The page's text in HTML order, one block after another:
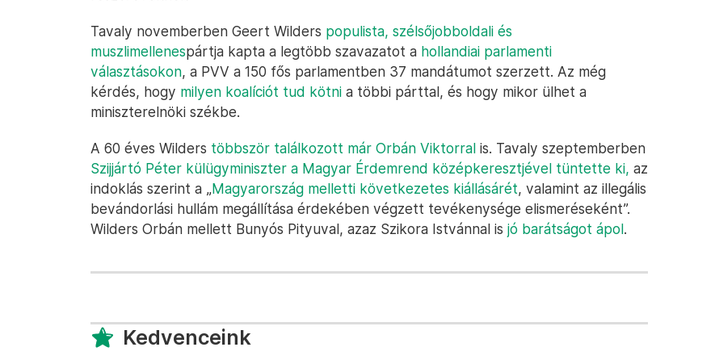
Tavaly novemberben Geert Wilders populista, szélsőjobboldali és
muszlimellenespártja kapta a legtöbb szavazatot a hollandiai parlamenti
választásokon, a PVV a 150 fős parlamentben 37 mandátumot szerzett. Az még
kérdés, hogy milyen koalíciót tud kötni a többi párttal, és hogy mikor ülhet a
miniszterelnöki székbe.
A 60 éves Wilders többször találkozott már Orbán Viktorral is. Tavaly szeptemberben
Szijjártó Péter külügyminiszter a Magyar Érdemrend középkeresztjével tüntette ki, az
indoklás szerint a „Magyarország melletti következetes kiállásárét, valamint az illegális
bevándorlási hullám megállítása érdekében végzett tevékenysége elismeréseként”.
Wilders Orbán mellett Bunyós Pityuval, azaz Szikora Istvánnal is jó barátságot ápol.
Kedvenceink